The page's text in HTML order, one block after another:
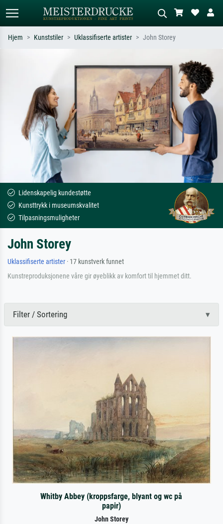
eksempel Monet, Stjernenatt,
impresjonisme, Hokusai-bølgen, akt.
Beskriv scenen – for eksempel grønn
eng, abstrakt med mye rødt, mørkt
oljemaleri, stående akt ved et tre.
Hjem Kunststiler Uklassifiserte artister John Storey
Lidenskapelig kundestøtte
Kunsttrykk i museumskvalitet
Tilpasningsmuligheter
John Storey
Uklassifiserte artister · 17 kunstverk funnet
Kunstreproduksjonene våre gir øyeblikk av komfort til hjemmet ditt.
Filter / Sortering
Whitby Abbey (kroppsfarge, blyant og wc på
papir)
John Storey